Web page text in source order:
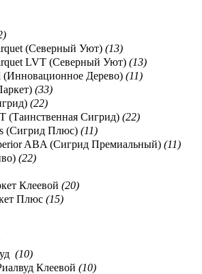
)
(Северный Уют) (13)
LVT (Северный Уют) (13)
(Инновационное Дерево) (11)
(33)
(22)
(Таинственная Сигрид) (22)
(Сигрид Плюс) (11)
ABA (Сигрид Премиальный) (11)
(22)
Клеевой (20)
Плюс (15)
(10)
Клеевой (10)